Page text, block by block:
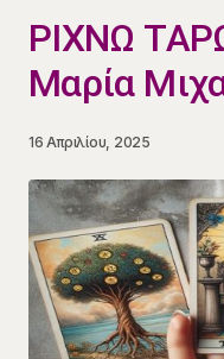
ΡΙΧΝΩ
Μαρία
16 Απριλίου, 2025